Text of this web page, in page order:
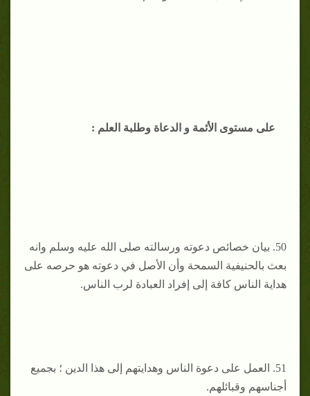
على مستوى الأئمة و الدعاة وطلبة العلم :
50. بيان خصائص دعوته ورسالته صلى الله عليه وسلم وانه
بعث بالحنيفية السمحة وأن الأصل في دعوته هو حرصه على
هداية الناس كافة إلى إفراد العبادة لرب الناس.
51. العمل على دعوة الناس وهدايتهم إلى هذا الدين ؛ بجميع
أجناسهم وقبائلهم.